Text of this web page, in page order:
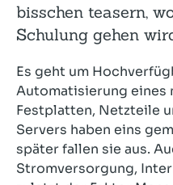
bisschen teasern,
Schulung gehen
Es geht um
Automatisierung eines
Festplatten, Netzteile
Servers haben eins
später fallen sie aus.
Stromversorgung,